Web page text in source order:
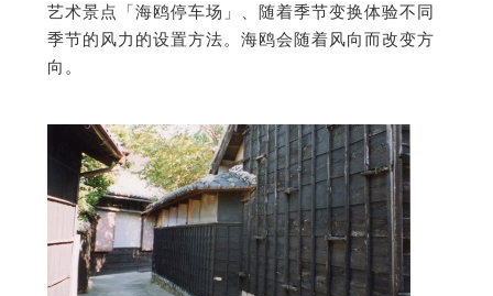
艺术景点「海鸥停车场」、随着季节变换体验不同
季节的风力的设置方法。海鸥会随着风向而改变方
向。